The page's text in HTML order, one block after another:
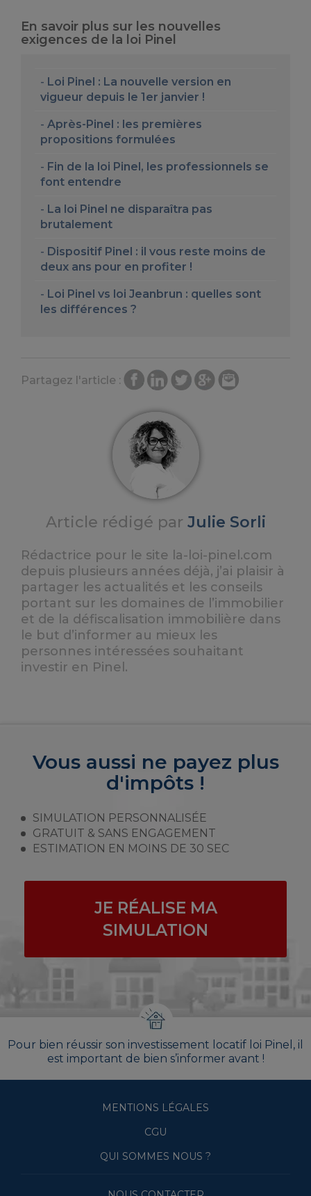
En savoir plus sur les nouvelles
exigences de la loi Pinel
Loi Pinel : La nouvelle version en
vigueur depuis le 1er janvier !
Après-Pinel : les premières
propositions formulées
Fin de la loi Pinel, les professionnels se
font entendre
La loi Pinel ne disparaîtra pas
brutalement
Dispositif Pinel : il vous reste moins de
deux ans pour en profiter !
Loi Pinel vs loi Jeanbrun : quelles sont
les différences ?
Partagez l'article :
Article rédigé par Julie Sorli
Rédactrice pour le site la-loi-pinel.com
depuis plusieurs années déjà, j’ai plaisir à
partager les actualités et les conseils
portant sur les domaines de l’immobilier
et de la défiscalisation immobilière dans
le but d’informer au mieux les
personnes intéressées souhaitant
investir en Pinel.
Vous aussi ne payez plus
d'impôts !
SIMULATION PERSONNALISÉE
GRATUIT & SANS ENGAGEMENT
ESTIMATION EN MOINS DE 30 SEC
JE RÉALISE MA
SIMULATION
Pour bien réussir son investissement locatif loi Pinel, il
est important de bien s’informer avant !
MENTIONS LÉGALES
CGU
QUI SOMMES NOUS ?